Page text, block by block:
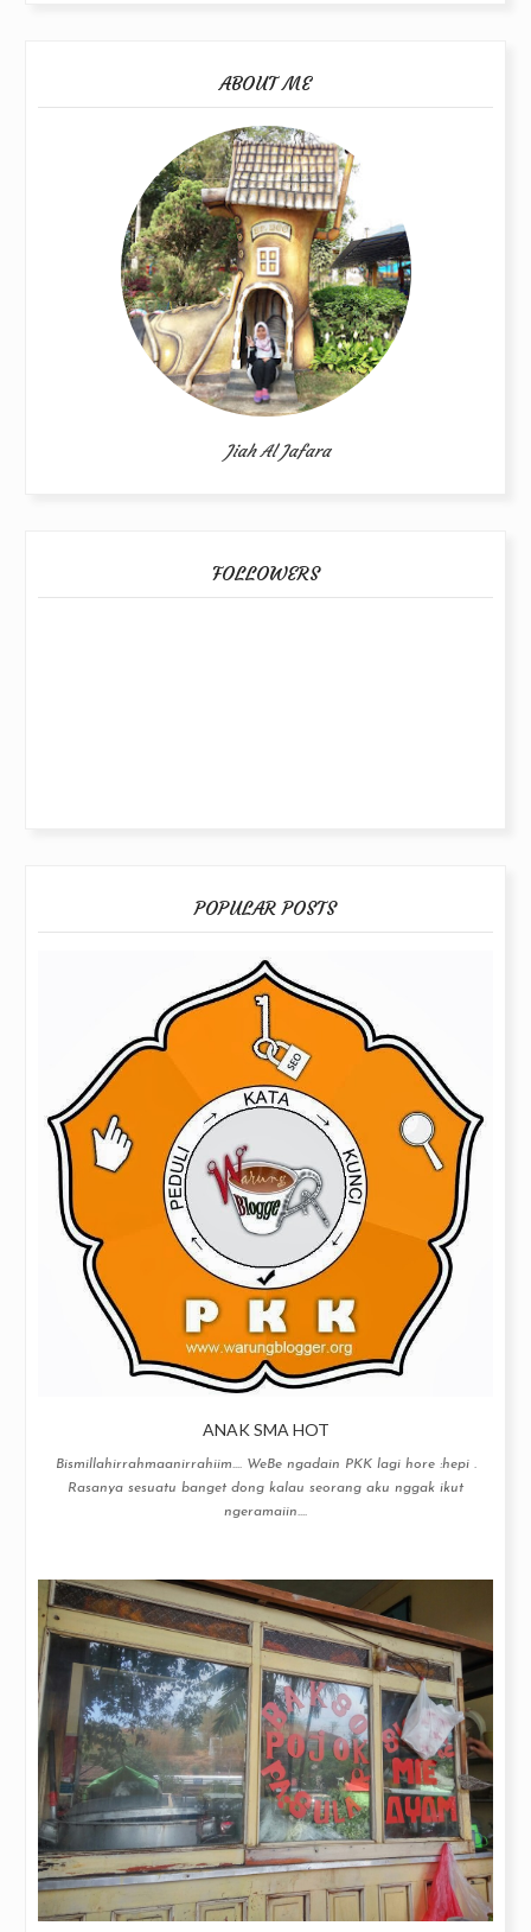
ABOUT ME
Jiah Al Jafara
FOLLOWERS
POPULAR POSTS
ANAK SMA HOT
Bismillahirrahmaanirrahiim…. WeBe ngadain PKK lagi hore :hepi .
Rasanya sesuatu banget dong kalau seorang aku nggak ikut
ngeramaiin....